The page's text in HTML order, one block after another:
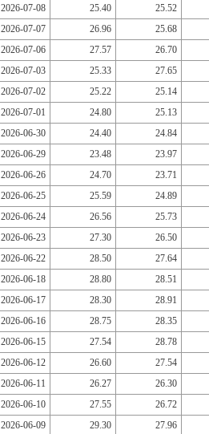
2026-07-08
25.40
25.52
2026-07-07
26.96
25.68
2026-07-06
27.57
26.70
2026-07-03
25.33
27.65
2026-07-02
25.22
25.14
2026-07-01
24.80
25.13
2026-06-30
24.40
24.84
2026-06-29
23.48
23.97
2026-06-26
24.70
23.71
2026-06-25
25.59
24.89
2026-06-24
26.56
25.73
2026-06-23
27.30
26.50
2026-06-22
28.50
27.64
2026-06-18
28.80
28.51
2026-06-17
28.30
28.91
2026-06-16
28.75
28.35
2026-06-15
27.54
28.78
2026-06-12
26.60
27.54
2026-06-11
26.27
26.30
2026-06-10
27.55
26.72
2026-06-09
29.30
27.96